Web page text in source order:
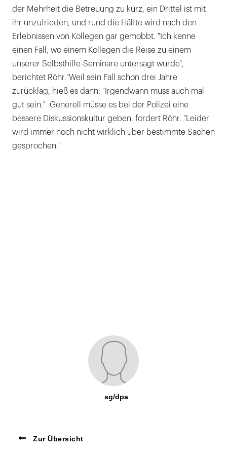
der Mehrheit die Betreuung zu kurz, ein Drittel ist mit
ihr unzufrieden, und rund die Hälfte wird nach den
Erlebnissen von Kollegen gar gemobbt. "Ich kenne
einen Fall, wo einem Kollegen die Reise zu einem
unserer Selbsthilfe-Seminare untersagt wurde",
berichtet Röhr."Weil sein Fall schon drei Jahre
zurücklag, hieß es dann: "Irgendwann muss auch mal
gut sein." Generell müsse es bei der Polizei eine
bessere Diskussionskultur geben, fordert Röhr. "Leider
wird immer noch nicht wirklich über bestimmte Sachen
gesprochen."
sg/dpa
Zur Übersicht